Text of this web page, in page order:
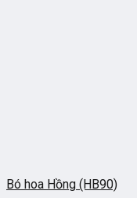
Bó hoa Hồng (HB90)